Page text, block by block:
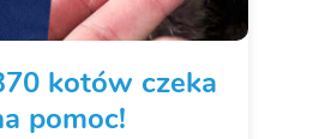
kotów czeka
pomoc!